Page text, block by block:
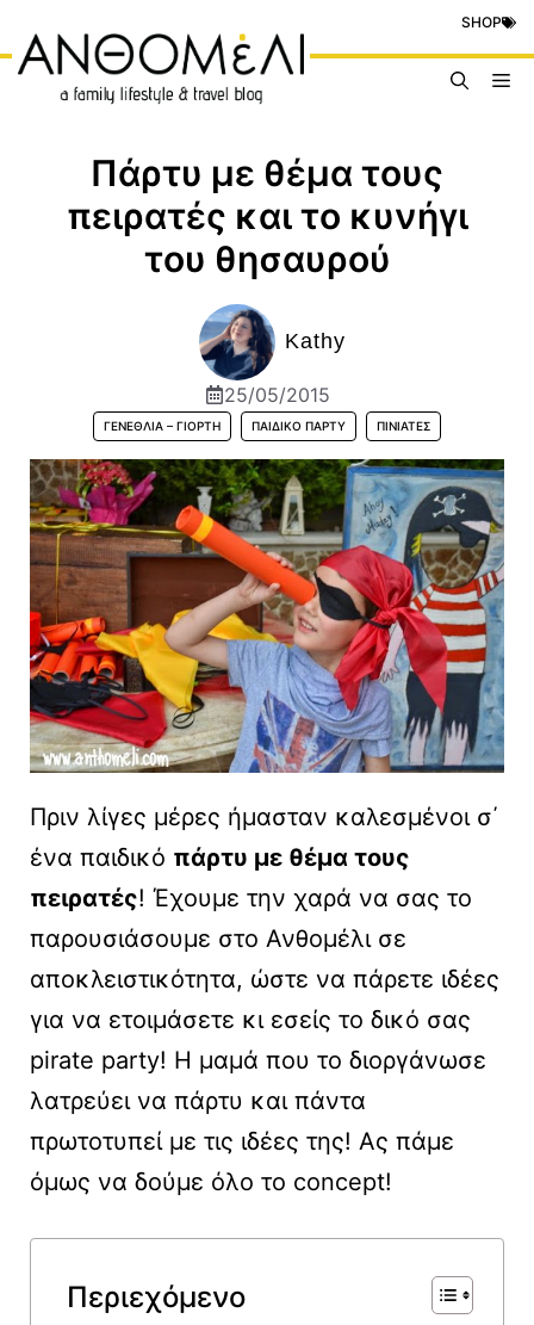
περιεχόμενο
SHOP
Πάρτυ με θέμα τους
πειρατές και το κυνήγι
του θησαυρού
Kathy
25/05/2015
ΓΕΝΈΘΛΙΑ – ΓΙΟΡΤΉ ΠΑΙΔΙΚΌ ΠΆΡΤΥ ΠΙΝΙΆΤΕΣ
Πριν λίγες μέρες ήμασταν καλεσμένοι σ΄
ένα παιδικό πάρτυ με θέμα τους
πειρατές! Έχουμε την χαρά να σας το
παρουσιάσουμε στο Ανθομέλι σε
αποκλειστικότητα, ώστε να πάρετε ιδέες
για να ετοιμάσετε κι εσείς το δικό σας
pirate party! Η μαμά που το διοργάνωσε
λατρεύει να πάρτυ και πάντα
πρωτοτυπεί με τις ιδέες της! Ας πάμε
όμως να δούμε όλο το concept!
Περιεχόμενο